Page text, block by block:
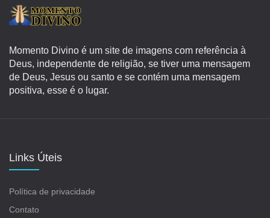
Momento Divino é um site de imagens com referência à
Deus, independente de religião, se tiver uma mensagem
de Deus, Jesus ou santo e se contém uma mensagem
positiva, esse é o lugar.
Links Úteis
Política de privacidade
Contato